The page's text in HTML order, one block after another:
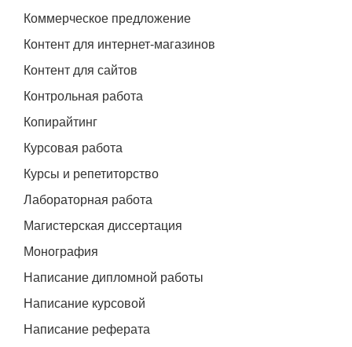
Коммерческое предложение
Контент для интернет-магазинов
Контент для сайтов
Контрольная работа
Копирайтинг
Курсовая работа
Курсы и репетиторство
Лабораторная работа
Магистерская диссертация
Монография
Написание дипломной работы
Написание курсовой
Написание реферата